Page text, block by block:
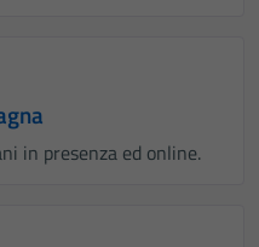
in presenza ed online.